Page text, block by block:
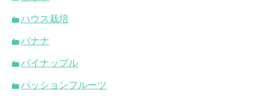
ハウス栽培
バナナ
パイナップル
パッションフルーツ